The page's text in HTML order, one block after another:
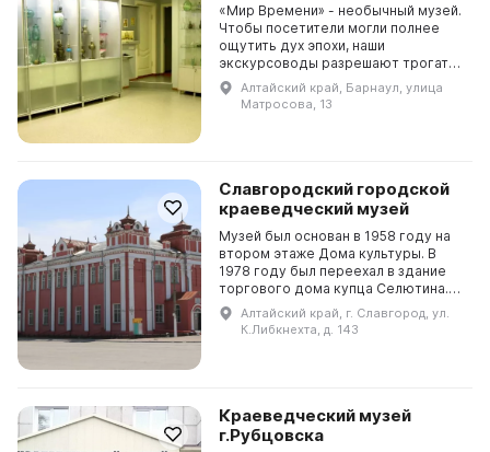
«Мир Времени» - необычный музей.
Чтобы посетители могли полнее
ощутить дух эпохи, наши
экскурсоводы разрешают трогать
экспонаты и даже приводить их в
действие! Можно, к примеру,
покрутить рукоятку си...
Алтайский край, Барнаул, улица
Матросова, 13
Славгородский городской
краеведческий музей
Музей был основан в 1958 году на
втором этаже Дома культуры. В
1978 году был переехал в здание
торгового дома купца Селютина.
Инициатором открытия музея был
секретарь ГК КПСС Владимир
Андрианович Лоба...
Алтайский край, г. Славгород, ул.
К.Либкнехта, д. 143
Краеведческий музей
г.Рубцовска